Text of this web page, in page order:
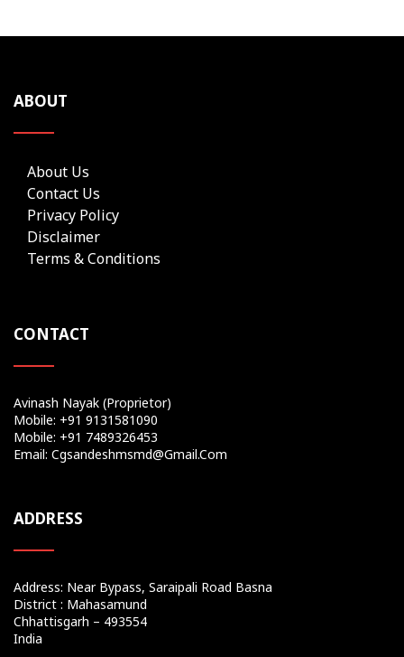
ABOUT
About Us
Contact Us
Privacy Policy
Disclaimer
Terms & Conditions
CONTACT
Avinash Nayak (Proprietor)
Mobile: +91 9131581090
Mobile: +91 7489326453
Email: Cgsandeshmsmd@gmail.com
ADDRESS
Address: Near Bypass, Saraipali Road Basna
District : Mahasamund
Chhattisgarh – 493554
India